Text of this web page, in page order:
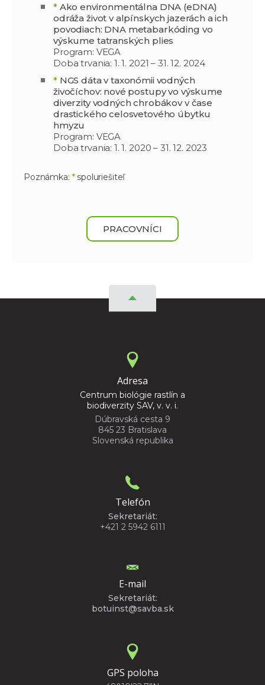
*Ako environmentálna DNA (eDNA)
odráža život v alpínskych jazerách a ich
povodiach: DNA metabarkóding vo
výskume tatranských plies
Program: VEGA
Doba trvania: 1. 1. 2021 – 31. 12. 2024
*NGS dáta v taxonómii vodných
živočíchov: nové postupy vo výskume
diverzity vodných chrobákov v čase
drastického celosvetového úbytku
hmyzu
Program: VEGA
Doba trvania: 1. 1. 2020 – 31. 12. 2023
Poznámka: *spoluriešiteľ
PRACOVNÍCI
Adresa
Centrum biológie rastlín a
biodiverzity SAV, v. v. i.
Dúbravská cesta 9
845 23 Bratislava
Slovenská republika
Telefón
Sekretariát:
+421 2 5942 6111
E-mail
Sekretariát:
botuinst@savba.sk
GPS poloha